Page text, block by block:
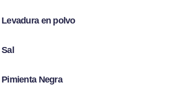
Levadura en polvo
Sal
Pimienta Negra